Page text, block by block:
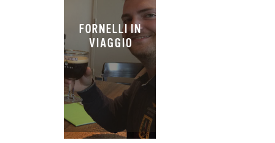
FORNELLI IN
VIAGGIO